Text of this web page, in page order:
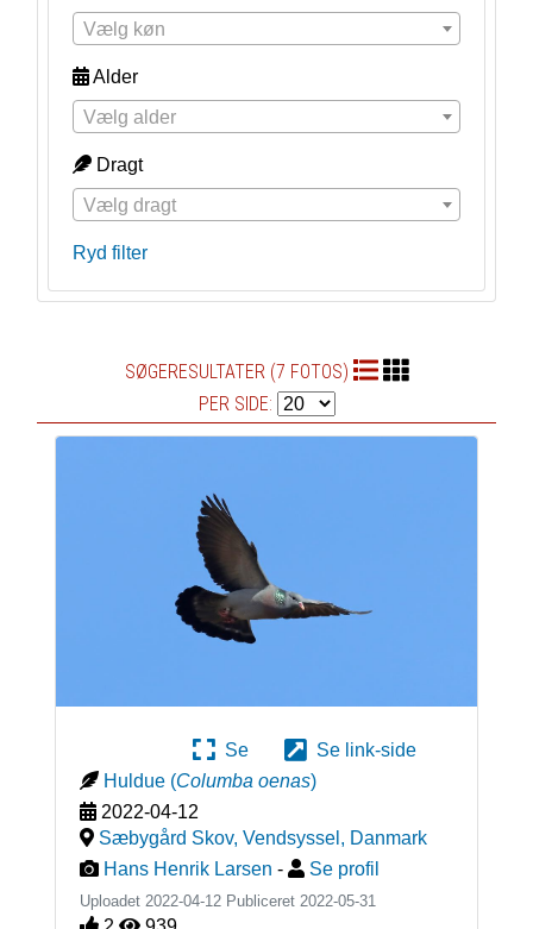
Vælg køn
Alder
Vælg alder
Dragt
Vælg dragt
Ryd filter
SØGERESULTATER (7 FOTOS)
PER SIDE:
Se
Se link-side
Huldue (Columba oenas)
2022-04-12
Sæbygård Skov, Vendsyssel , Danmark
Hans Henrik Larsen - Se profil
Uploadet 2022-04-12 Publiceret 2022-05-31